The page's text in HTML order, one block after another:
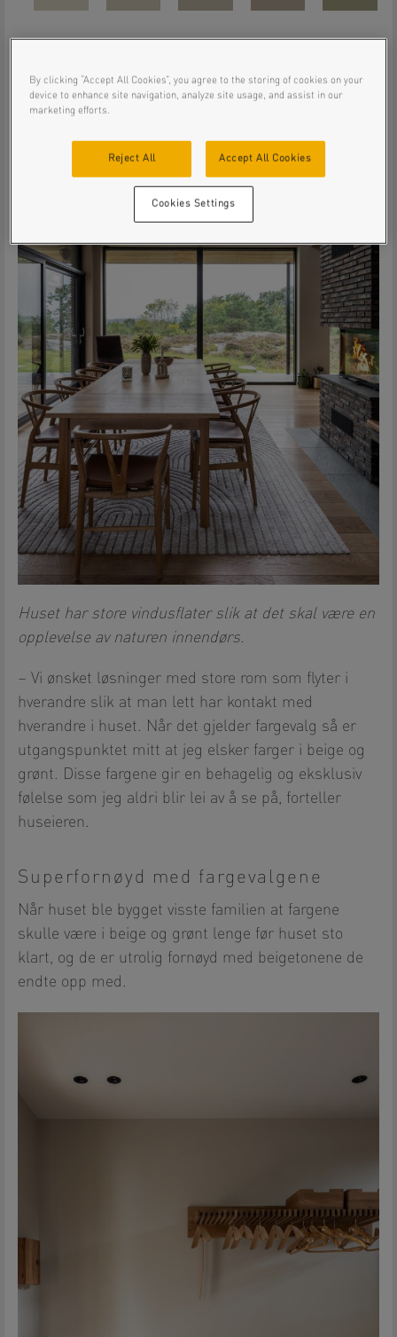
Huset har store vindusflater slik at det skal være en
opplevelse av naturen innendørs.
– Vi ønsket løsninger med store rom som flyter i
hverandre slik at man lett har kontakt med
hverandre i huset. Når det gjelder fargevalg så er
utgangspunktet mitt at jeg elsker farger i beige og
grønt. Disse fargene gir en behagelig og eksklusiv
følelse som jeg aldri blir lei av å se på, forteller
huseieren.
Superfornøyd med fargevalgene
Når huset ble bygget visste familien at fargene
skulle være i beige og grønt lenge før huset sto
klart, og de er utrolig fornøyd med beigetonene de
endte opp med.
By clicking “Accept All Cookies”, you agree to the storing of cookies on your
device to enhance site navigation, analyze site usage, and assist in our
marketing efforts.
Reject All Accept All Cookies
Cookies Settings